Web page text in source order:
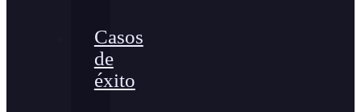
Casos
de
éxito